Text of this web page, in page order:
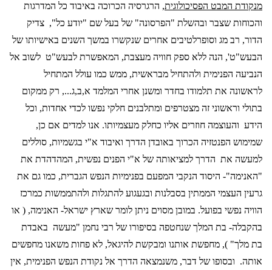
מנקודת המבט הפסיכולוגית, הרגרסיה הכרוכה באיבוד כל המדרגות
והכוחות שצבר ובהשלת "הפרסונה" של בעל שם "יודע כל", צדיק
הדור, רב מג וסופרלטיבים אחרים שנקשרו במשך השנים באישיותו של
הבעש"ט', הנה ללא ספק חוויה מעצבת, המאפשרת לבעש"ט לשוב אל
הנביעה הפנימית ולהתחיל מבראשית, ממש כמו עולל המתחיל
לראשונה את תלמודו בחדר ומשנן אחרי המלמד א,ב,ג..., רק ממקום
בתולי וראשוני זה מצטרפים ומתלבנים חלקי נפשו לכדי אחדות, וכל
הידע והעוצמה חוזרים אליו כחלק מעצמיותו. אנו למדים אם כן,
שמימוש הפנטזיה הכרוך באובדן הדרך ואיבוד א"י בגשמיות, סוללים
למעשה את הדרך למציאותה של א"י הפנים נפשית, המהדהדת את
"האנימה"- היסוד הנקבי המפעם בפנימיות הנפש הגברית, כמו גם את
גרעין העצמי הממתין בסבלנות ובגעגוע להתגלות ולהתממשות כמרכז
הוויה נפשי בפועל. במובן מסוים ניתן לומר שארץ ישראל- האנימה, ( או
בהקבלה- בת המלך שנחטפה בסיפורו של רבי נחמן "מעשה באבדת
בת מלך" ), מחפשת אותנו ומבקשת להיגאל, לא פחות משאנו מחפשים
אותה. ובסופו של דבר, משנמצאה הדרך אל נקודת הנפש הפנימית, אין